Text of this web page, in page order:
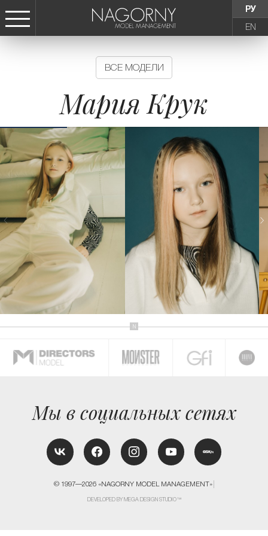
РУ
EN
СТАТЬ МОДЕЛЬЮ
ДЕВУШКИ
ТИНЕЙДЖЕРЫ
ДЕТИ
АГЕНТСТВО
НОВОСТИ
КОНТАКТЫ
ВСЕ МОДЕЛИ
Мария Крук
Мы в социальных сетях
© 1997—2026 «NAGORNY MODEL MANAGEMENT»
DEVELOPED BY MEGA DESIGN STUDIO™